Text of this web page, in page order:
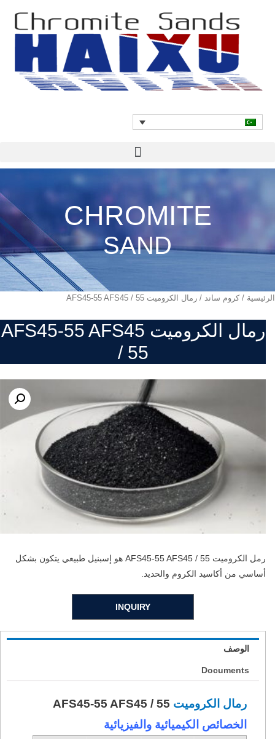
CHROMITE
SAND
الرئيسية / كروم ساند / رمال الكروميت AFS45-55 AFS45 / 55
رمال الكروميت AFS45-55 AFS45
/ 55
رمل الكروميت AFS45-55 AFS45 / 55 هو إسبنيل طبيعي يتكون بشكل
أساسي من أكاسيد الكروم والحديد.
INQUIRY
الوصف
Documents
رمال الكروميت
الخصائص الكيميائية والفيزيائية